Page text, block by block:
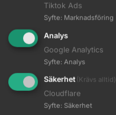
Beskrivning
Ytterligare information
Tiktok Ads
Syfte: Marknadsföring
Analys
Google Analytics
Syfte: Analys
Säkerhet (Krävs alltid)
Cloudflare
Syfte: Säkerhet